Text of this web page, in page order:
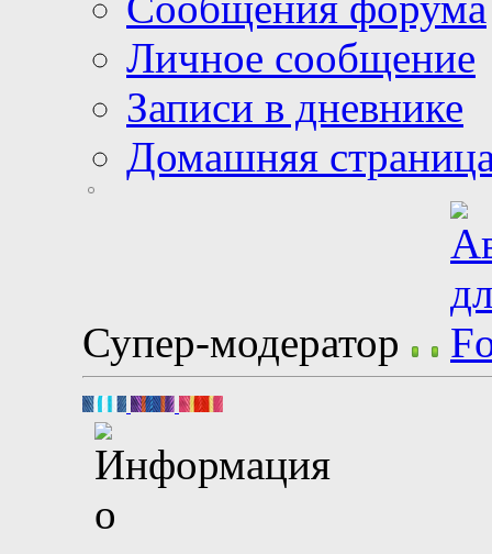
Личное сообщение
Записи в дневнике
Домашняя
Супер-модератор